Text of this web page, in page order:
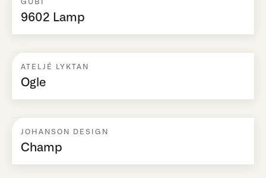
GUBI
9602 Lamp
ATELJÉ LYKTAN
Ogle
JOHANSON DESIGN
Champ